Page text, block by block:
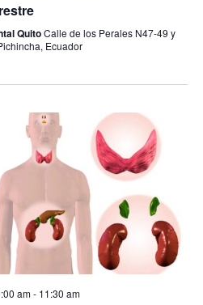
QuitoCalle de los Perales N47-49 y
Ecuador
am- 11:30 am